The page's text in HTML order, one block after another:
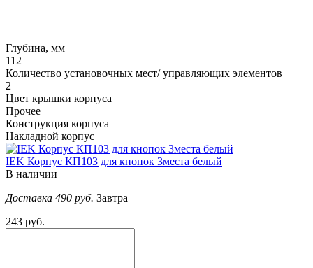
Глубина, мм
112
Количество установочных мест/ управляющих элементов
2
Цвет крышки корпуса
Прочее
Конструкция корпуса
Накладной корпус
IEK Корпус КП103 для кнопок 3места белый
В наличии
Доставка 490 руб. Завтра
243 руб.